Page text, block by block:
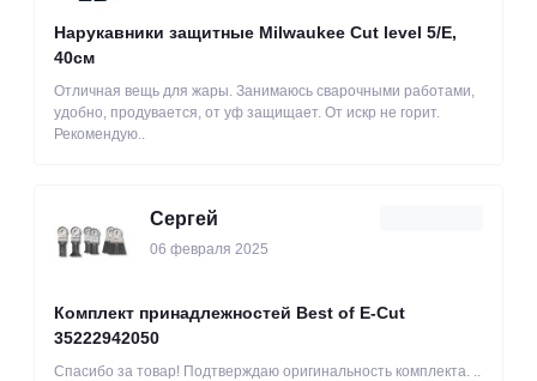
Нарукавники защитные Milwaukee Cut level 5/Е,
40см
Отличная вещь для жары. Занимаюсь сварочными работами,
удобно, продувается, от уф защищает. От искр не горит.
Рекомендую..
Сергей
06 февраля 2025
Комплект принадлежностей Best of E-Cut
35222942050
Спасибо за товар! Подтверждаю оригинальность комплекта. ..